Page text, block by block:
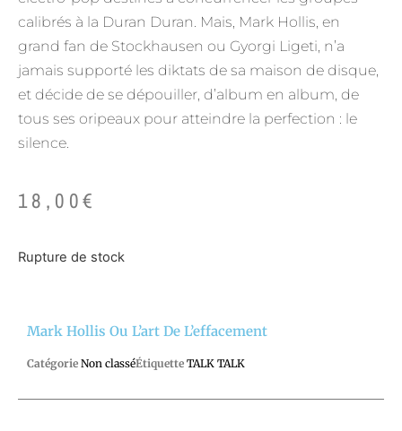
calibrés à la Duran Duran. Mais, Mark Hollis, en
grand fan de Stockhausen ou Gyorgi Ligeti, n’a
jamais supporté les diktats de sa maison de disque,
et décide de se dépouiller, d’album en album, de
tous ses oripeaux pour atteindre la perfection : le
silence.
18,00€
Rupture de stock
Mark Hollis Ou L’art De L’effacement
Catégorie Non classéÉtiquette TALK TALK